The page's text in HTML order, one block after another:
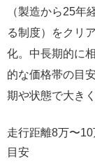
（製造から25年
る制度）をクリ
化。中長期的に
的な価格帯の目
期や状態で大き
走行距離8万〜
目安